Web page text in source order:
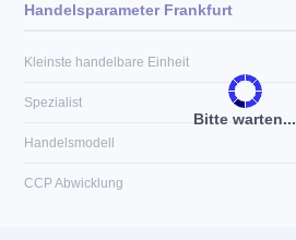
Bitte warten...
Handelsparameter Frankfurt
Kleinste handelbare Einheit
Spezialist
Handelsmodell
CCP Abwicklung